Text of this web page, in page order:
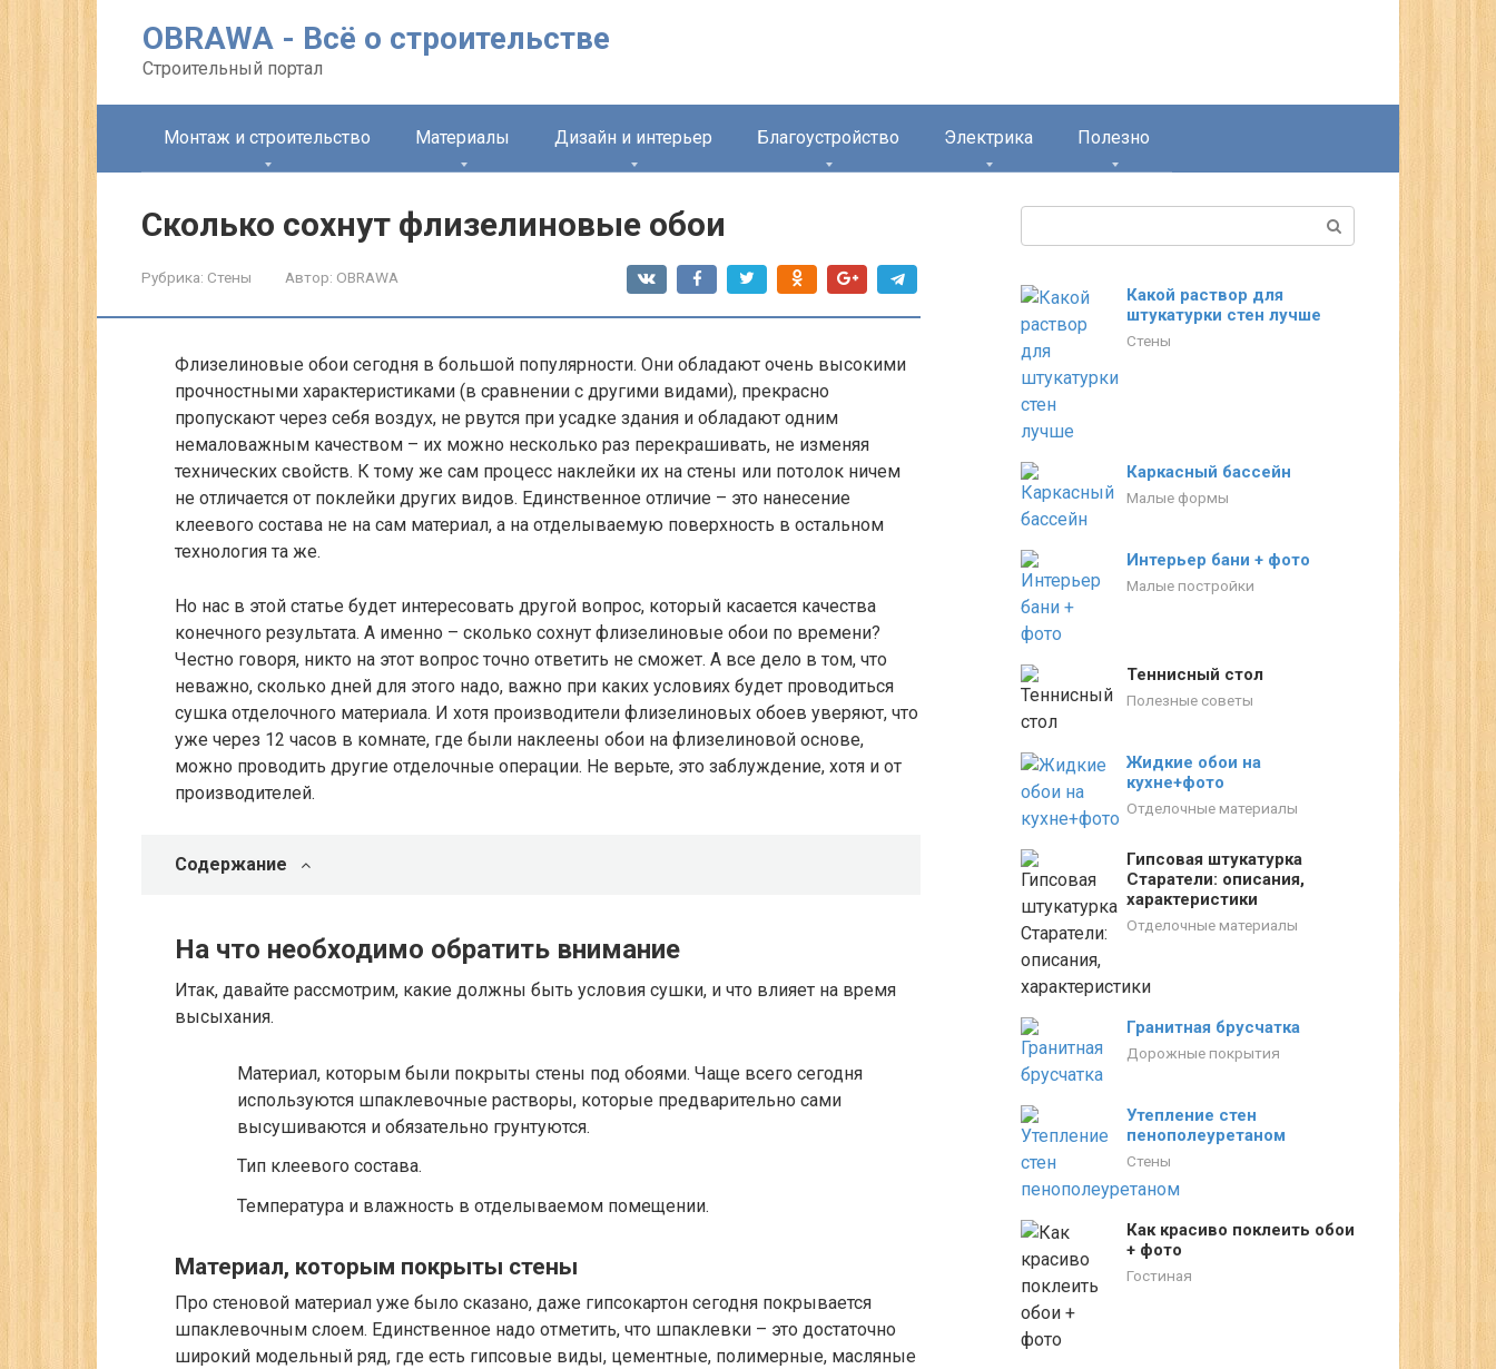
OBRAWA - Всё о строительстве
Строительный портал
Монтаж и строительство Материалы Дизайн и интерьер Благоустройство Электрика Полезно
Сколько сохнут флизелиновые обои
Рубрика: Стены Автор: OBRAWA
Флизелиновые обои сегодня в большой популярности. Они обладают очень высокими
прочностными характеристиками (в сравнении с другими видами), прекрасно
пропускают через себя воздух, не рвутся при усадке здания и обладают одним
немаловажным качеством – их можно несколько раз перекрашивать, не изменяя
технических свойств. К тому же сам процесс наклейки их на стены или потолок ничем
не отличается от поклейки других видов. Единственное отличие – это нанесение
клеевого состава не на сам материал, а на отделываемую поверхность в остальном
технология та же.
Но нас в этой статье будет интересовать другой вопрос, который касается качества
конечного результата. А именно – сколько сохнут флизелиновые обои по времени?
Честно говоря, никто на этот вопрос точно ответить не сможет. А все дело в том, что
неважно, сколько дней для этого надо, важно при каких условиях будет проводиться
сушка отделочного материала. И хотя производители флизелиновых обоев уверяют, что
уже через 12 часов в комнате, где были наклеены обои на флизелиновой основе,
можно проводить другие отделочные операции. Не верьте, это заблуждение, хотя и от
производителей.
Содержание
На что необходимо обратить внимание
Итак, давайте рассмотрим, какие должны быть условия сушки, и что влияет на время
высыхания.
Материал, которым были покрыты стены под обоями. Чаще всего сегодня
используются шпаклевочные растворы, которые предварительно сами
высушиваются и обязательно грунтуются.
Тип клеевого состава.
Температура и влажность в отделываемом помещении.
Материал, которым покрыты стены
Про стеновой материал уже было сказано, даже гипсокартон сегодня покрывается
шпаклевочным слоем. Единственное надо отметить, что шпаклевки – это достаточно
широкий модельный ряд, где есть гипсовые виды, цементные, полимерные, масляные
Какой раствор для
штукатурки стен лучше
Стены
Каркасный бассейн
Малые формы
Интерьер бани + фото
Малые постройки
Теннисный стол
Полезные советы
Жидкие обои на
кухне+фото
Отделочные материалы
Гипсовая штукатурка
Старатели: описания,
характеристики
Отделочные материалы
Гранитная брусчатка
Дорожные покрытия
Утепление стен
пенополеуретаном
Стены
Как красиво поклеить обои
+ фото
Гостиная